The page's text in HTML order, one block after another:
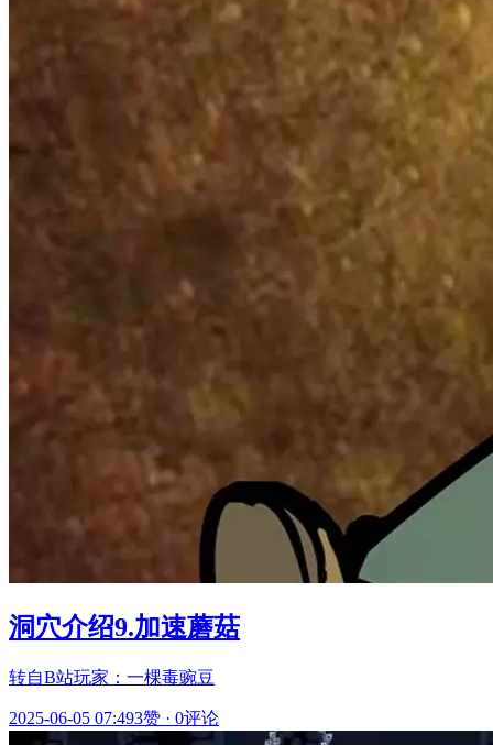
洞穴介绍9.加速蘑菇
转自B站玩家：一棵毒豌豆
2025-06-05 07:493赞 · 0评论